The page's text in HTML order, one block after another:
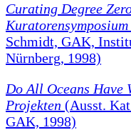
Curating Degree
Kuratorensymposium
Schmidt, GAK,
Nürnberg, 1998)
Do All Oceans Have
Projekten (Ausst.
GAK, 1998)